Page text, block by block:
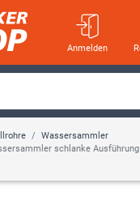
Anmelden
Wassersammler
schlanke